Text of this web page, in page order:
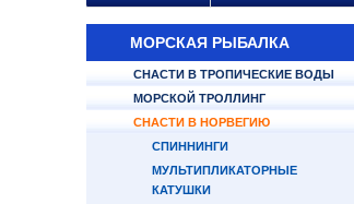
МОРСКАЯ РЫБАЛКА
СНАСТИ В ТРОПИЧЕСКИЕ ВОДЫ
МОРСКОЙ ТРОЛЛИНГ
СНАСТИ В НОРВЕГИЮ
СПИННИНГИ
МУЛЬТИПЛИКАТОРНЫЕ
КАТУШКИ